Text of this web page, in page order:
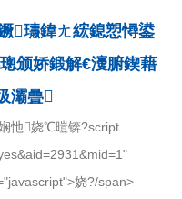
瓙鍏ㄤ綋鎴愬憳鍙
颁娇鍛解€濅腑鍥藉
灞曡
忚娆℃暟锛?script
娆?/span>